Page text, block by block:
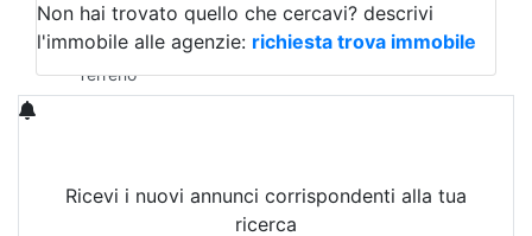
Qualsiasi
Terreno edificabile
Terreno
Non hai trovato quello che cercavi? descrivi
l'immobile alle agenzie: richiesta trova immobile
Ricevi i nuovi annunci corrispondenti alla tua
ricerca